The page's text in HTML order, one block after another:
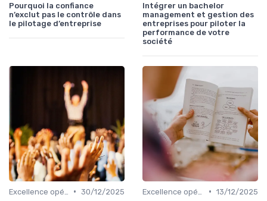
Pourquoi la confiance
n’exclut pas le contrôle dans
le pilotage d’entreprise
Intégrer un bachelor
management et gestion des
entreprises pour piloter la
performance de votre
société
• 30/12/2025
• 13/12/2025